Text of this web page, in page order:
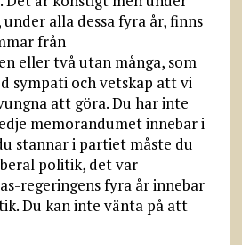
alla dessa fyra år, finns
från
eller två utan många, som
sympati och vetskap att vi
att göra. Du har inte
memorandumet innebar i
stannar i partiet måste du
politik, det var
regeringens fyra år innebar
Du kan inte vänta på att